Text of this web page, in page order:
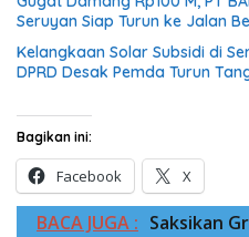
Seruyan Siap Turun ke Jalan
Kelangkaan Solar Subsidi di
DPRD Desak Pemda Turun
Bagikan ini:
Facebook X
BACA JUGA : Saksikan